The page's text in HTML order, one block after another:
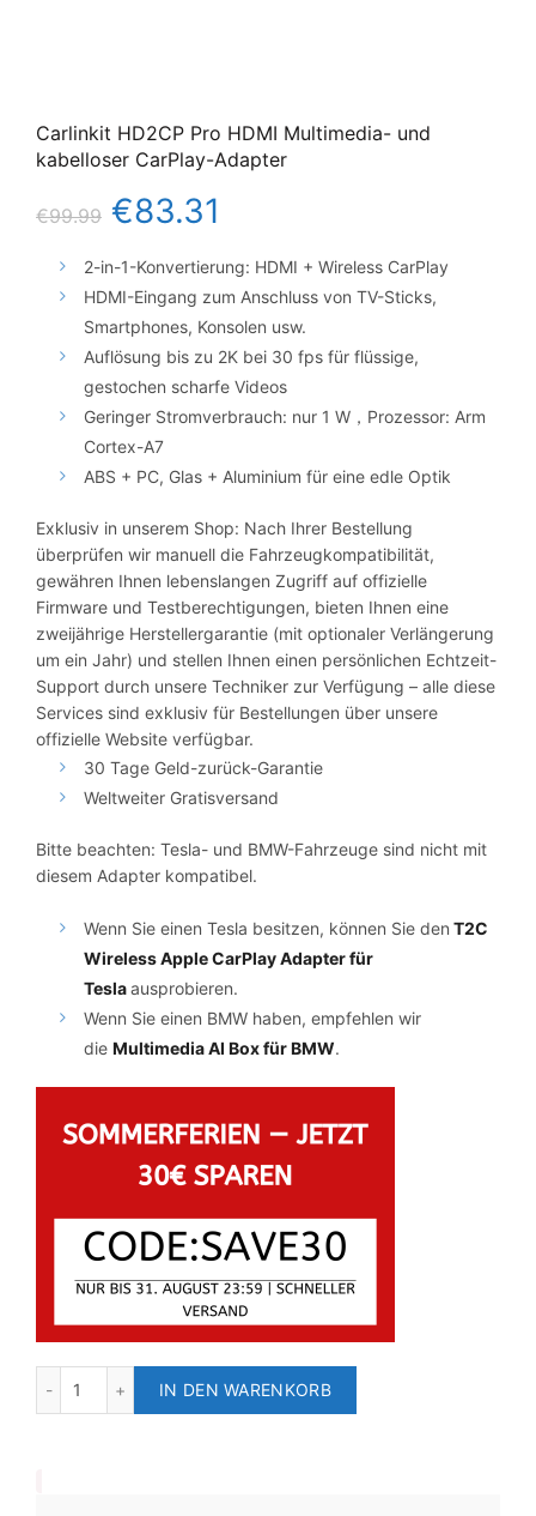
Carlinkit HD2CP Pro HDMI Multimedia- und
kabelloser CarPlay-Adapter
€99.99 €83.31
2-in-1-Konvertierung: HDMI + Wireless CarPlay
HDMI-Eingang zum Anschluss von TV-Sticks,
Smartphones, Konsolen usw.
Auflösung bis zu 2K bei 30 fps für flüssige,
gestochen scharfe Videos
Geringer Stromverbrauch: nur 1 W，Prozessor: Arm
Cortex-A7
ABS + PC, Glas + Aluminium für eine edle Optik
Exklusiv in unserem Shop: Nach Ihrer Bestellung
überprüfen wir manuell die Fahrzeugkompatibilität,
gewähren Ihnen lebenslangen Zugriff auf offizielle
Firmware und Testberechtigungen, bieten Ihnen eine
zweijährige Herstellergarantie (mit optionaler Verlängerung
um ein Jahr) und stellen Ihnen einen persönlichen Echtzeit-
Support durch unsere Techniker zur Verfügung – alle diese
Services sind exklusiv für Bestellungen über unsere
offizielle Website verfügbar.
30 Tage Geld-zurück-Garantie
Weltweiter Gratisversand
Bitte beachten: Tesla- und BMW-Fahrzeuge sind nicht mit
diesem Adapter kompatibel.
Wenn Sie einen Tesla besitzen, können Sie den T2C
Wireless Apple CarPlay Adapter für
Teslaausprobieren.
Wenn Sie einen BMW haben, empfehlen wir
die Multimedia AI Box für BMW.
IN DEN WARENKORB